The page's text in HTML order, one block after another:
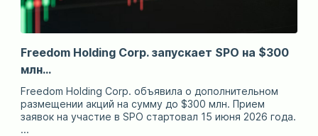
Freedom Holding Corp. запускает SPO на $300
млн...
Freedom Holding Corp. объявила о дополнительном
размещении акций на сумму до $300 млн. Прием
заявок на участие в SPO стартовал 15 июня 2026 года.
...